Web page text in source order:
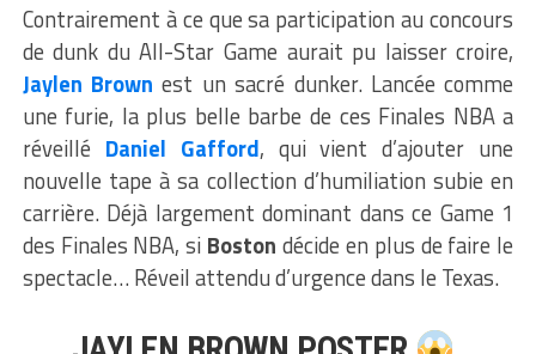
Contrairement à ce que sa participation au concours
de dunk du All-Star Game aurait pu laisser croire,
Jaylen Brown est un sacré dunker. Lancée comme
une furie, la plus belle barbe de ces Finales NBA a
réveillé Daniel Gafford, qui vient d’ajouter une
nouvelle tape à sa collection d’humiliation subie en
carrière. Déjà largement dominant dans ce Game 1
des Finales NBA, si Boston décide en plus de faire le
spectacle… Réveil attendu d’urgence dans le Texas.